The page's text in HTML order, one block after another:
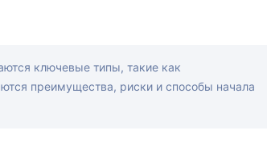
ключевые типы, такие как
преимущества, риски и способы начала